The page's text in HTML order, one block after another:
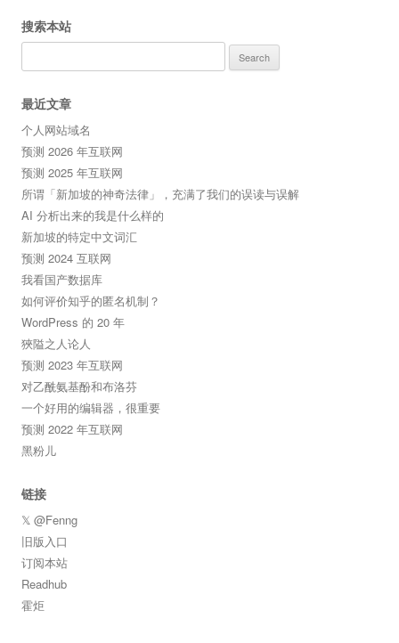
搜索本站
for:
最近文章
个人网站域名
预测 2026 年互联网
预测 2025 年互联网
所谓「新加坡的神奇法律」，充满了我们的误读与误解
AI 分析出来的我是什么样的
新加坡的特定中文词汇
预测 2024 互联网
我看国产数据库
如何评价知乎的匿名机制？
WordPress 的 20 年
狹隘之人论人
预测 2023 年互联网
对乙酰氨基酚和布洛芬
一个好用的编辑器，很重要
预测 2022 年互联网
黑粉儿
链接
𝕏 @Fenng
旧版入口
订阅本站
Readhub
霍炬